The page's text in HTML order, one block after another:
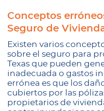
Conceptos
Seguro de
Existen varios
sobre el seguro para
Texas que pueden
inadecuada o gastos
errónea es que los
cubiertos por las
propietarios de